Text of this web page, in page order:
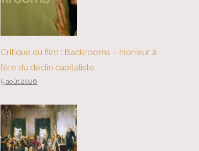
Critique du film : Backrooms – Horreur à
l’ère du déclin capitaliste
5 août 2026